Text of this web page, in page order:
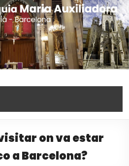
Parròquia
–
on va estar
a Barcelona?